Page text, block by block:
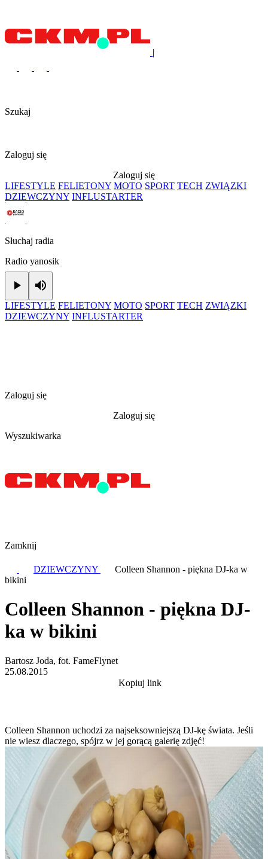
|
Szukaj
Zaloguj się
Zaloguj się
LIFESTYLE FELIETONY MOTO SPORT TECH ZWIĄZKI
DZIEWCZYNY INFLUSTARTER
Słuchaj radia
Radio yanosik
Play
LIFESTYLE FELIETONY MOTO SPORT TECH ZWIĄZKI
DZIEWCZYNY INFLUSTARTER
Zaloguj się
Zaloguj się
Wyszukiwarka
Zamknij
DZIEWCZYNY
Colleen Shannon - piękna DJ-ka w
bikini
Colleen Shannon - piękna DJ-
ka w bikini
Bartosz Joda, fot. FameFlynet
25.08.2015
Kopiuj link
Colleen Shannon uchodzi za najseksowniejszą DJ-kę świata. Jeśli
nie wiesz dlaczego, spójrz w jej gorącą galerię zdjęć!